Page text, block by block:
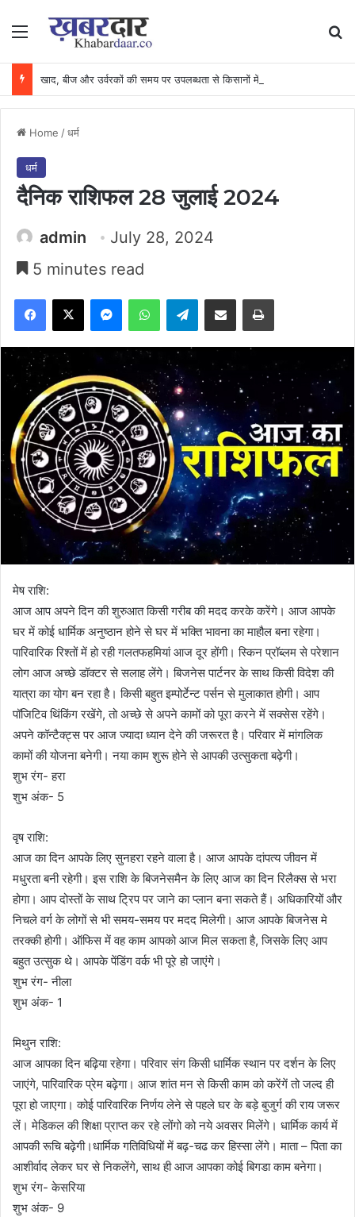
Menu
Home /धर्म
धर्म
दैनिक राशिफल 28 जुलाई 2024
admin
July 28, 2024
5 minutes read
Facebook
X MessengerWhatsAppTelegramShare via Email Print
मेष राशि:
आज आप अपने दिन की शुरुआत किसी गरीब की मदद करके करेंगे। आज आपके
घर में कोई धार्मिक अनुष्ठान होने से घर में भक्ति भावना का माहौल बना रहेगा।
पारिवारिक रिश्तों में हो रही गलतफहमियां आज दूर होंगी। स्किन प्रॉब्लम से परेशान
लोग आज अच्छे डॉक्टर से सलाह लेंगे। बिजनेस पार्टनर के साथ किसी विदेश की
यात्रा का योग बन रहा है। किसी बहुत इम्पोर्टेन्ट पर्सन से मुलाकात होगी। आप
पॉजिटिव थिंकिंग रखेंगे, तो अच्छे से अपने कामों को पूरा करने में सक्सेस रहेंगे।
अपने कॉन्टैक्ट्स पर आज ज्यादा ध्यान देने की जरूरत है। परिवार में मांगलिक
कामों की योजना बनेगी। नया काम शुरू होने से आपकी उत्सुकता बढ़ेगी।
शुभ रंग- हरा
शुभ अंक- 5
वृष राशि:
आज का दिन आपके लिए सुनहरा रहने वाला है। आज आपके दांपत्य जीवन में
मधुरता बनी रहेगी। इस राशि के बिजनेसमैन के लिए आज का दिन रिलैक्स से भरा
होगा। आप दोस्तों के साथ ट्रिप पर जाने का प्लान बना सकते हैं। अधिकारियों और
निचले वर्ग के लोगों से भी समय-समय पर मदद मिलेगी। आज आपके बिजनेस मे
तरक्की होगी। ऑफिस में वह काम आपको आज मिल सकता है, जिसके लिए आप
बहुत उत्सुक थे। आपके पेंडिंग वर्क भी पूरे हो जाएंगे।
शुभ रंग- नीला
शुभ अंक- 1
मिथुन राशि:
आज आपका दिन बढ़िया रहेगा। परिवार संग किसी धार्मिक स्थान पर दर्शन के लिए
जाएंगे, पारिवारिक प्रेम बढ़ेगा। आज शांत मन से किसी काम को करेंगें तो जल्द ही
पूरा हो जाएगा। कोई पारिवारिक निर्णय लेने से पहले घर के बड़े बुजुर्ग की राय जरूर
लें। मेडिकल की शिक्षा प्राप्त कर रहे लोंगो को नये अवसर मिलेंगे। धार्मिक कार्य में
आपकी रूचि बढ़ेगी।धार्मिक गतिविधियों में बढ़-चढ कर हिस्सा लेंगे। माता – पिता का
आशीर्वाद लेकर घर से निकलेंगे, साथ ही आज आपका कोई बिगडा काम बनेगा।
शुभ रंग- केसरिया
शुभ अंक- 9